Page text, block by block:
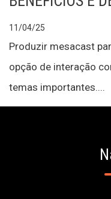
11/04/25
Produzir mesacast
opção de interação
temas importantes....